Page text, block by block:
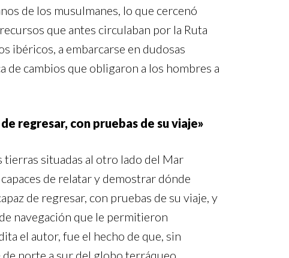
de los musulmanes, lo que cercenó
que antes circulaban por la Ruta
ibéricos, a embarcarse en dudosas
de cambios que obligaron a los hombres a
regresar, con pruebas de su viaje»
tierras situadas al otro lado del Mar
de relatar y demostrar dónde
de regresar, con pruebas de su viaje, y
navegación que le permitieron
el autor, fue el hecho de que, sin
norte a sur del globo terráqueo.